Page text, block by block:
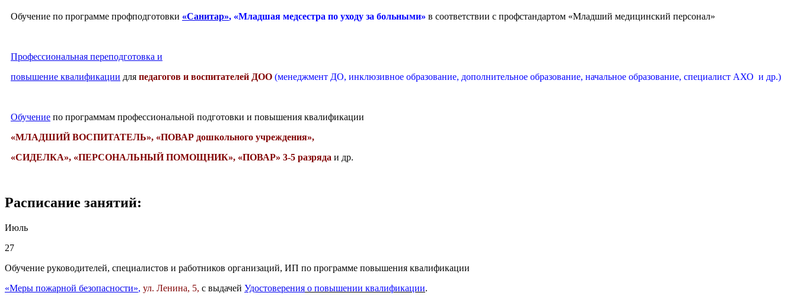
Обучение по программе профподготовки «Санитар», «Младшая медсестра по уходу за больными» в соответствии с профстандартом «Младший медицинский персонал»
Профессиональная переподготовка и
повышение квалификации для педагогов и воспитателей ДОО (менеджмент ДО, инклюзивное образование, дополнительное образование, начальное образование, специалист АХО и др.)
Обучение по программам профессиональной подготовки и повышения квалификации
«МЛАДШИЙ ВОСПИТАТЕЛЬ», «ПОВАР дошкольного учреждения»,
«СИДЕЛКА», «ПЕРСОНАЛЬНЫЙ ПОМОЩНИК», «ПОВАР» 3-5 разряда и др.
Раcписание занятий:
Июль
27
Обучение руководителей, специалистов и работников организаций, ИП по программе повышения квалификации
«Меры пожарной безопасности», ул. Ленина, 5, с выдачей Удостоверения о повышении квалификации.